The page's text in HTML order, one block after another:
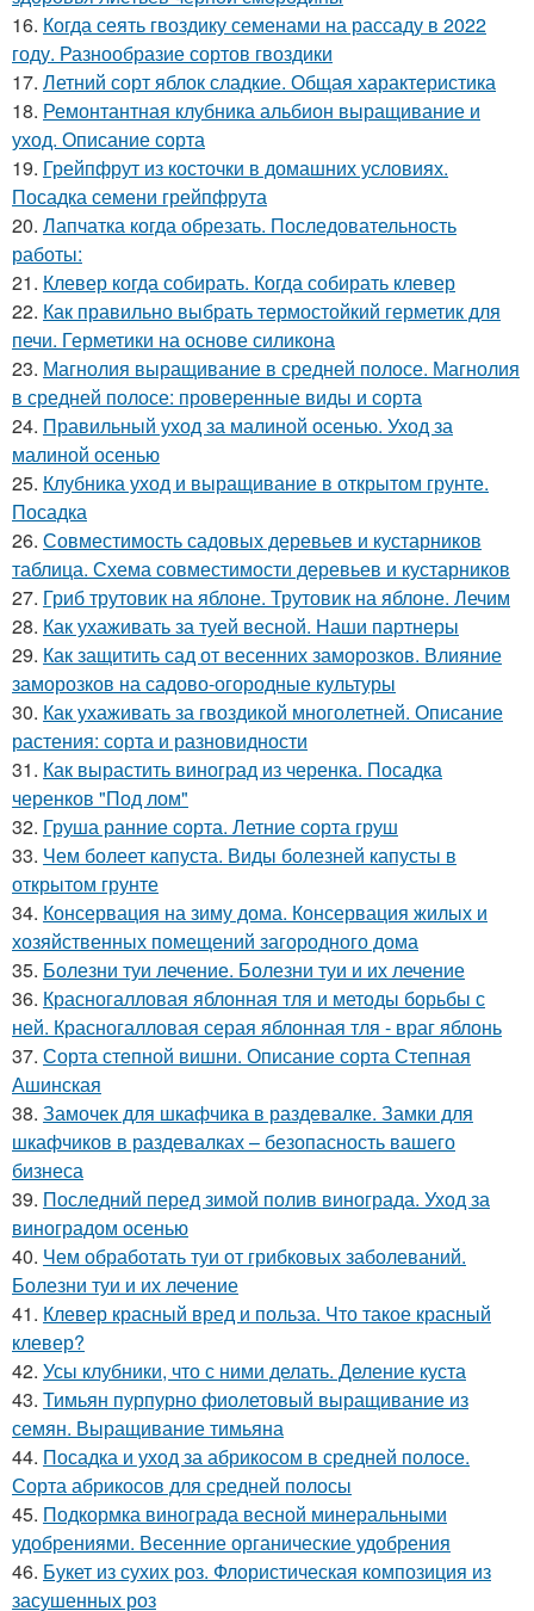
16. Когда сеять гвоздику семенами на рассаду в 2022
году. Разнообразие сортов гвоздики
17. Летний сорт яблок сладкие. Общая характеристика
18. Ремонтантная клубника альбион выращивание и
уход. Описание сорта
19. Грейпфрут из косточки в домашних условиях.
Посадка семени грейпфрута
20. Лапчатка когда обрезать. Последовательность
работы:
21. Клевер когда собирать. Когда собирать клевер
22. Как правильно выбрать термостойкий герметик для
печи. Герметики на основе силикона
23. Магнолия выращивание в средней полосе. Магнолия
в средней полосе: проверенные виды и сорта
24. Правильный уход за малиной осенью. Уход за
малиной осенью
25. Клубника уход и выращивание в открытом грунте.
Посадка
26. Совместимость садовых деревьев и кустарников
таблица. Схема совместимости деревьев и кустарников
27. Гриб трутовик на яблоне. Трутовик на яблоне. Лечим
28. Как ухаживать за туей весной. Наши партнеры
29. Как защитить сад от весенних заморозков. Влияние
заморозков на садово-огородные культуры
30. Как ухаживать за гвоздикой многолетней. Описание
растения: сорта и разновидности
31. Как вырастить виноград из черенка. Посадка
черенков "Под лом"
32. Груша ранние сорта. Летние сорта груш
33. Чем болеет капуста. Виды болезней капусты в
открытом грунте
34. Консервация на зиму дома. Консервация жилых и
хозяйственных помещений загородного дома
35. Болезни туи лечение. Болезни туи и их лечение
36. Красногалловая яблонная тля и методы борьбы с
ней. Красногалловая серая яблонная тля - враг яблонь
37. Сорта степной вишни. Описание сорта Степная
Ашинская
38. Замочек для шкафчика в раздевалке. Замки для
шкафчиков в раздевалках – безопасность вашего
бизнеса
39. Последний перед зимой полив винограда. Уход за
виноградом осенью
40. Чем обработать туи от грибковых заболеваний.
Болезни туи и их лечение
41. Клевер красный вред и польза. Что такое красный
клевер?
42. Усы клубники, что с ними делать. Деление куста
43. Тимьян пурпурно фиолетовый выращивание из
семян. Выращивание тимьяна
44. Посадка и уход за абрикосом в средней полосе.
Сорта абрикосов для средней полосы
45. Подкормка винограда весной минеральными
удобрениями. Весенние органические удобрения
46. Букет из сухих роз. Флористическая композиция из
засушенных роз